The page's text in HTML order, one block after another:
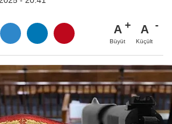
A
Büyüt
A
Küçült